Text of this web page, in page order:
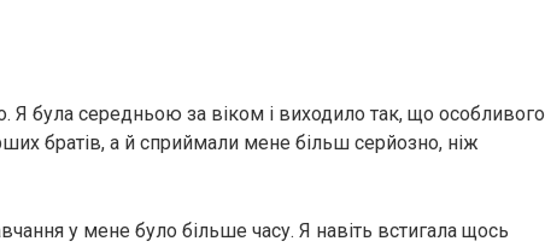
Я була середньою за віком і виходило так, що особливого
братів, а й сприймали мене більш серйозно, ніж
у мене було більше часу. Я навіть встигала щось